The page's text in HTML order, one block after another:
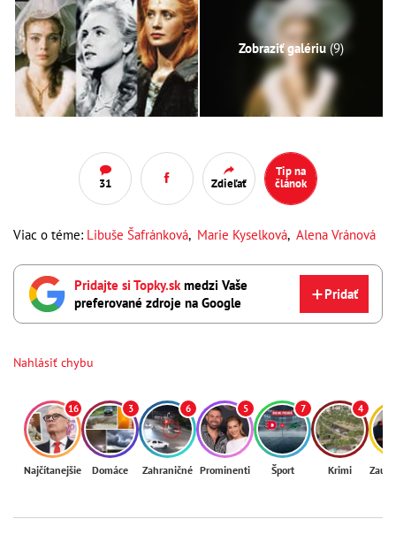
Zobraziť galériu(9)
31 Zdieľať
Tip na
článok
Viac o téme: Libuše Šafránková, Marie Kyselková, Alena Vránová
Pridajte si Topky.skmedzi Vaše
preferované zdroje na Google
Pridať
Nahlásiť chybu
16
Najčítanejšie
3
Domáce
6
Zahraničné
5
Prominenti
7
Šport
4
Krimi